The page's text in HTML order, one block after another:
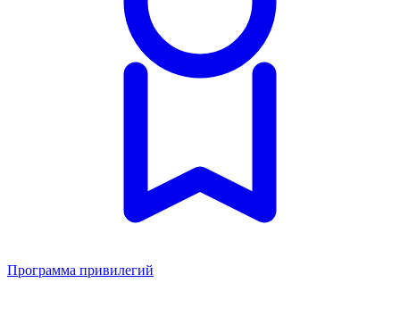
Программа привилегий